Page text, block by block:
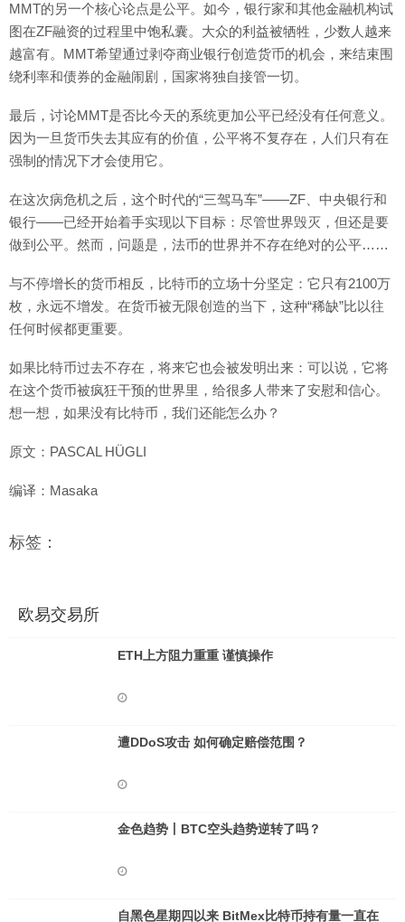
MMT的另一个核心论点是公平。如今，银行家和其他金融机构试
图在ZF融资的过程里中饱私囊。大众的利益被牺牲，少数人越来
越富有。MMT希望通过剥夺商业银行创造货币的机会，来结束围
绕利率和债券的金融闹剧，国家将独自接管一切。
最后，讨论MMT是否比今天的系统更加公平已经没有任何意义。
因为一旦货币失去其应有的价值，公平将不复存在，人们只有在
强制的情况下才会使用它。
在这次病危机之后，这个时代的“三驾马车”——ZF、中央银行和
银行——已经开始着手实现以下目标：尽管世界毁灭，但还是要
做到公平。然而，问题是，法币的世界并不存在绝对的公平……
与不停增长的货币相反，比特币的立场十分坚定：它只有2100万
枚，永远不增发。在货币被无限创造的当下，这种“稀缺”比以往
任何时候都更重要。
如果比特币过去不存在，将来它也会被发明出来：可以说，它将
在这个货币被疯狂干预的世界里，给很多人带来了安慰和信心。
想一想，如果没有比特币，我们还能怎么办？
原文：PASCAL HÜGLI
编译：Masaka
标签：
欧易交易所
ETH上方阻力重重 谨慎操作
遭DDoS攻击 如何确定赔偿范围？
金色趋势丨BTC空头趋势逆转了吗？
自黑色星期四以来 BitMex比特币持有量一直在